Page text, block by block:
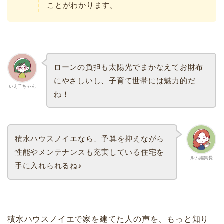
ことがわかります。
いえ子ちゃん
ローンの負担も太陽光でまかなえてお財布
にやさしいし、子育て世帯には魅力的だ
ね！
ルム編集長
積水ハウスノイエなら、予算を抑えながら
性能やメンテナンスも充実している住宅を
手に入れられるね♪
積水ハウスノイエで家を建てた人の声を、もっと知り